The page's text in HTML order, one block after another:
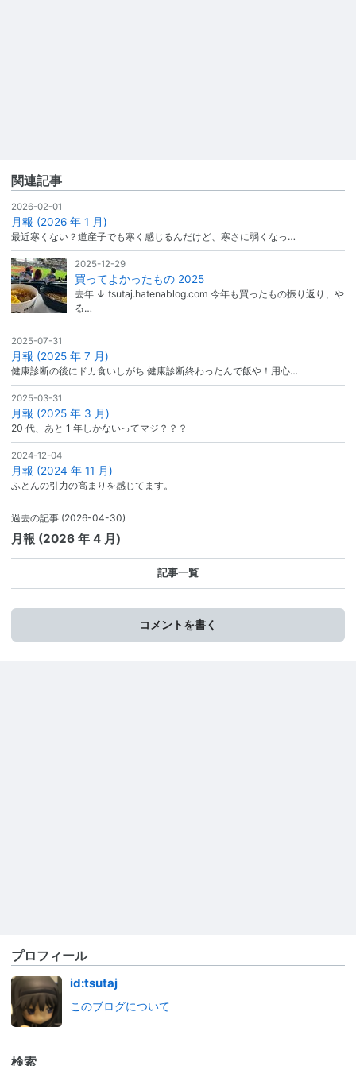
関連記事
2026-02-01
月報 (2026 年 1 月)
最近寒くない？道産子でも寒く感じるんだけど、寒さに弱くなっ…
2025-12-29
買ってよかったもの 2025
去年 ↓ tsutaj.hatenablog.com 今年も買ったもの振り返り、や
る…
2025-07-31
月報 (2025 年 7 月)
健康診断の後にドカ食いしがち 健康診断終わったんで飯や！用心…
2025-03-31
月報 (2025 年 3 月)
20 代、あと 1 年しかないってマジ？？？
2024-12-04
月報 (2024 年 11 月)
ふとんの引力の高まりを感じてます。
過去の記事 (2026-04-30)
月報 (2026 年 4 月)
記事一覧
コメントを書く
プロフィール
id:tsutaj
このブログについて
検索